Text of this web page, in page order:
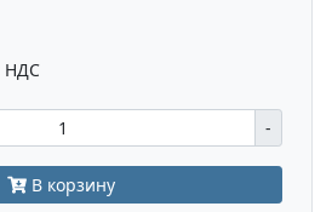
НДС
-
В корзину